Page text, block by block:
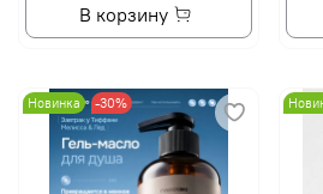
В корзину
Новинка -30%